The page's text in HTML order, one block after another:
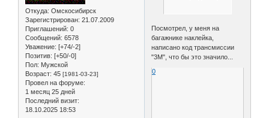
Откуда: Омскосибирск
Зарегистрирован: 21.07.2009
Приглашений: 0
Сообщений: 6578
Уважение: [+74/-2]
Позитив: [+50/-0]
Пол: Мужской
Возраст: 45 [1981-03-23]
Провел на форуме:
1 месяц 25 дней
Последний визит:
18.10.2025 18:53
Посмотрел, у меня на
багажнике наклейка,
написано код трансмиссии
"3M", что бы это значило...
0